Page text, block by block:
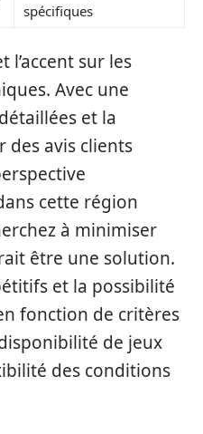
spécifiques
sur les
Avec une
et la
des avis clients
cette région
à minimiser
être une solution.
et la possibilité
fonction de critères
de jeux
des conditions